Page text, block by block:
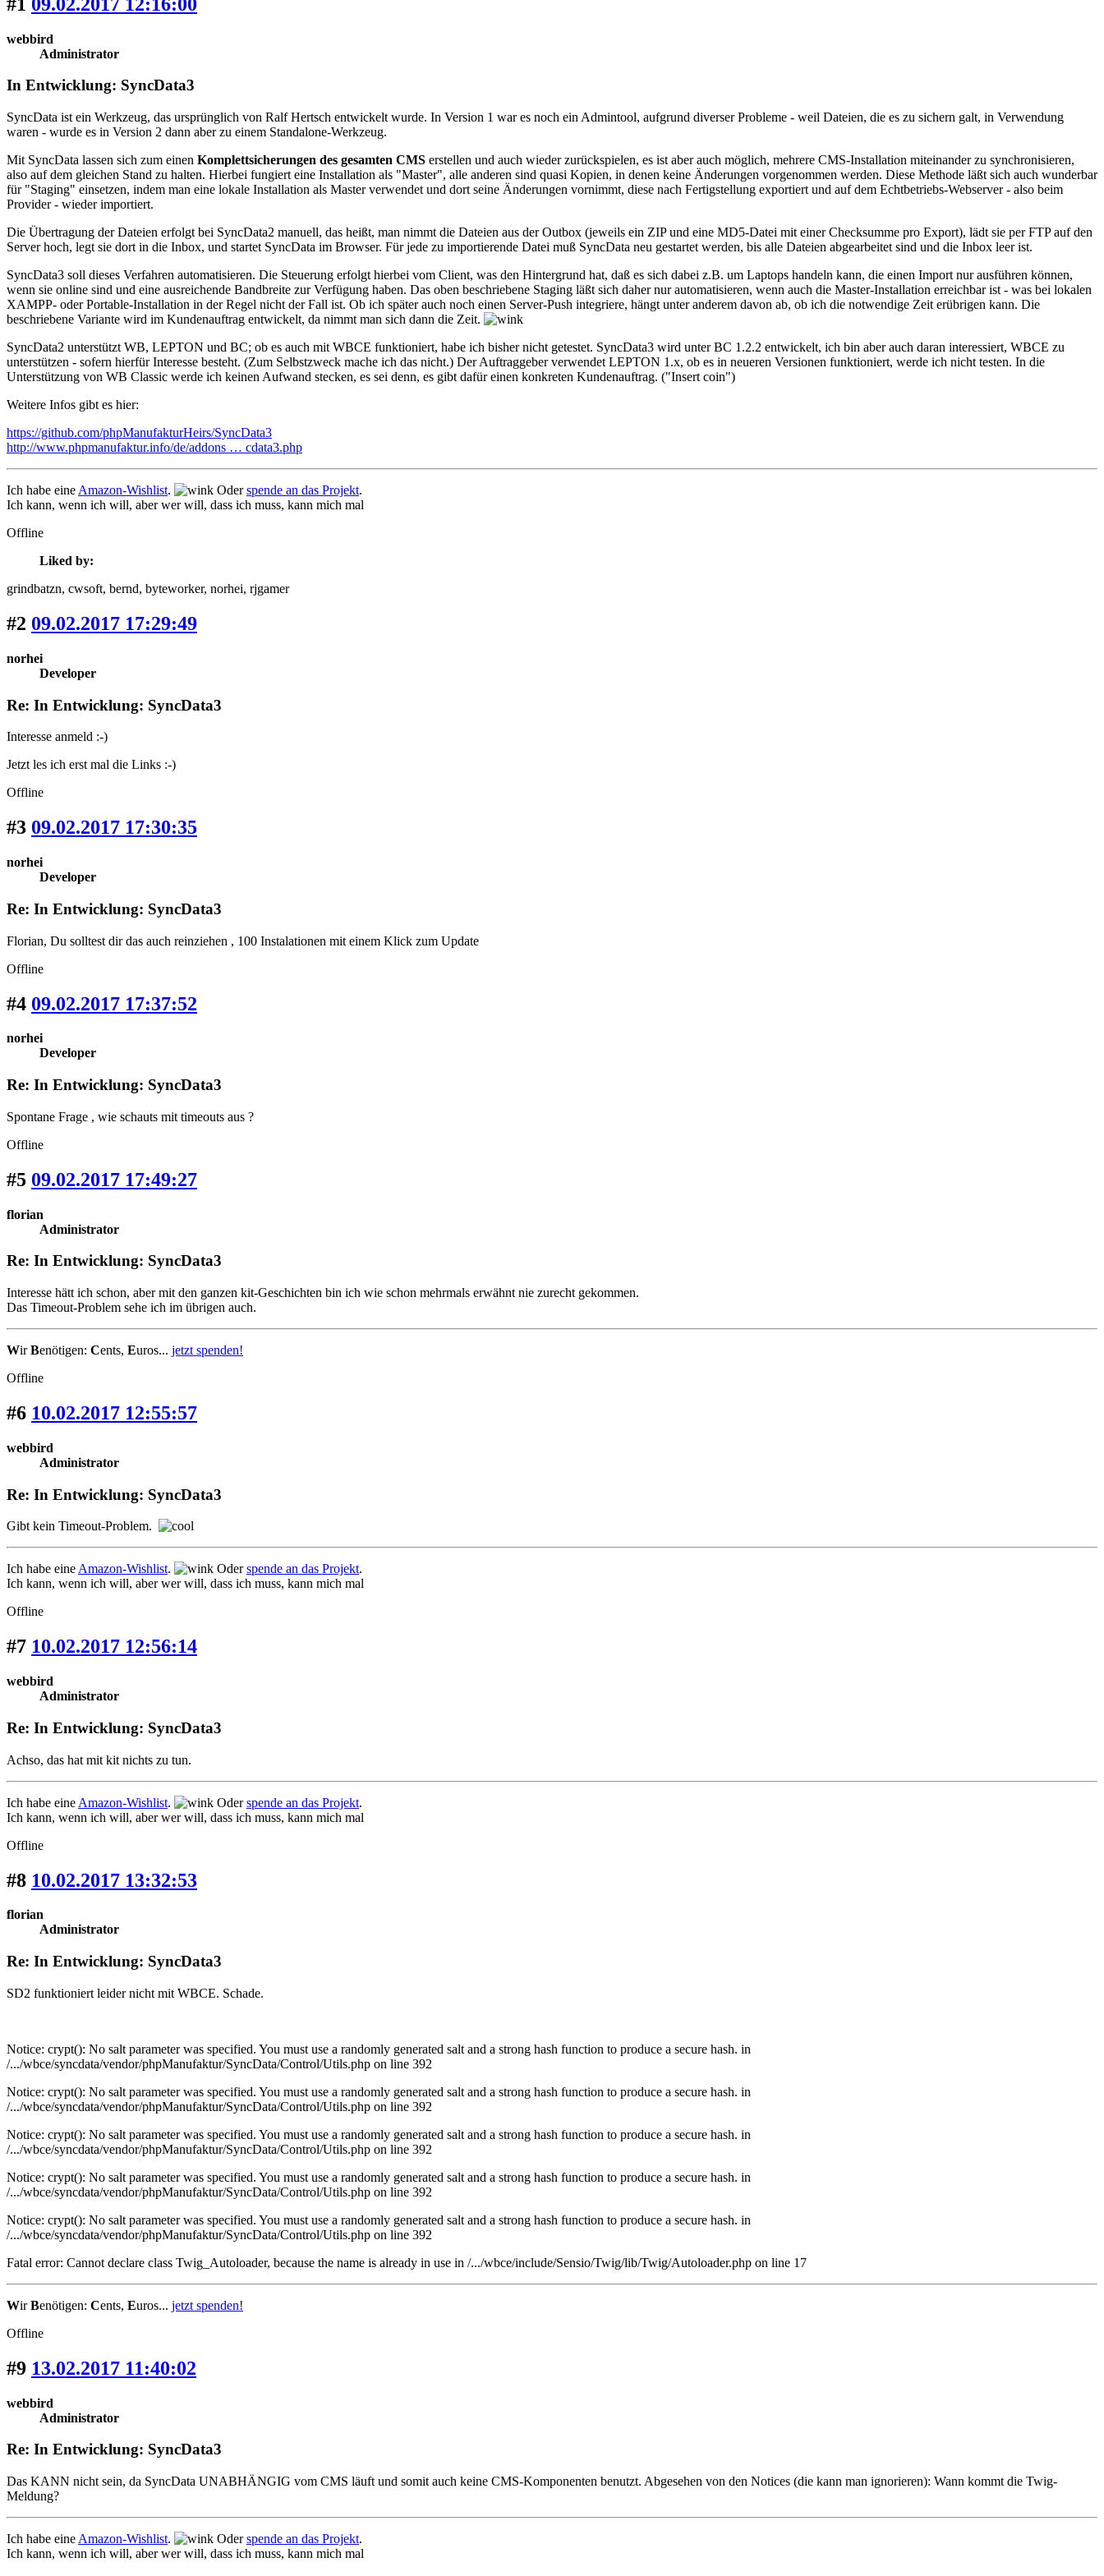
webbird
Administrator
In Entwicklung: SyncData3
SyncData ist ein Werkzeug, das ursprünglich von Ralf Hertsch entwickelt wurde. In Version 1 war es noch ein Admintool, aufgrund diverser Probleme - weil Dateien, die es zu sichern galt, in Verwendung
waren - wurde es in Version 2 dann aber zu einem Standalone-Werkzeug.
Mit SyncData lassen sich zum einen Komplettsicherungen des gesamten CMS erstellen und auch wieder zurückspielen, es ist aber auch möglich, mehrere CMS-Installation miteinander zu synchronisieren,
also auf dem gleichen Stand zu halten. Hierbei fungiert eine Installation als "Master", alle anderen sind quasi Kopien, in denen keine Änderungen vorgenommen werden. Diese Methode läßt sich auch wunderbar
für "Staging" einsetzen, indem man eine lokale Installation als Master verwendet und dort seine Änderungen vornimmt, diese nach Fertigstellung exportiert und auf dem Echtbetriebs-Webserver - also beim
Provider - wieder importiert.
Die Übertragung der Dateien erfolgt bei SyncData2 manuell, das heißt, man nimmt die Dateien aus der Outbox (jeweils ein ZIP und eine MD5-Datei mit einer Checksumme pro Export), lädt sie per FTP auf den
Server hoch, legt sie dort in die Inbox, und startet SyncData im Browser. Für jede zu importierende Datei muß SyncData neu gestartet werden, bis alle Dateien abgearbeitet sind und die Inbox leer ist.
SyncData3 soll dieses Verfahren automatisieren. Die Steuerung erfolgt hierbei vom Client, was den Hintergrund hat, daß es sich dabei z.B. um Laptops handeln kann, die einen Import nur ausführen können,
wenn sie online sind und eine ausreichende Bandbreite zur Verfügung haben. Das oben beschriebene Staging läßt sich daher nur automatisieren, wenn auch die Master-Installation erreichbar ist - was bei lokalen
XAMPP- oder Portable-Installation in der Regel nicht der Fall ist. Ob ich später auch noch einen Server-Push integriere, hängt unter anderem davon ab, ob ich die notwendige Zeit erübrigen kann. Die
beschriebene Variante wird im Kundenauftrag entwickelt, da nimmt man sich dann die Zeit.
SyncData2 unterstützt WB, LEPTON und BC; ob es auch mit WBCE funktioniert, habe ich bisher nicht getestet. SyncData3 wird unter BC 1.2.2 entwickelt, ich bin aber auch daran interessiert, WBCE zu
unterstützen - sofern hierfür Interesse besteht. (Zum Selbstzweck mache ich das nicht.) Der Auftraggeber verwendet LEPTON 1.x, ob es in neueren Versionen funktioniert, werde ich nicht testen. In die
Unterstützung von WB Classic werde ich keinen Aufwand stecken, es sei denn, es gibt dafür einen konkreten Kundenauftrag. ("Insert coin")
Weitere Infos gibt es hier:
https://github.com/phpManufakturHeirs/SyncData3
http://www.phpmanufaktur.info/de/addons … cdata3.php
Ich habe eine Amazon-Wishlist. Oderspende an das Projekt.
Ich kann, wenn ich will, aber wer will, dass ich muss, kann mich mal
Offline
Liked by:
grindbatzn, cwsoft, bernd, byteworker, norhei, rjgamer
#2 09.02.2017 17:29:49
norhei
Developer
Re: In Entwicklung: SyncData3
Interesse anmeld :-)
Jetzt les ich erst mal die Links :-)
Offline
#3 09.02.2017 17:30:35
norhei
Developer
Re: In Entwicklung: SyncData3
Florian, Du solltest dir das auch reinziehen , 100 Instalationen mit einem Klick zum Update
Offline
#4 09.02.2017 17:37:52
norhei
Developer
Re: In Entwicklung: SyncData3
Spontane Frage , wie schauts mit timeouts aus ?
Offline
#5 09.02.2017 17:49:27
florian
Administrator
Re: In Entwicklung: SyncData3
Interesse hätt ich schon, aber mit den ganzen kit-Geschichten bin ich wie schon mehrmals erwähnt nie zurecht gekommen.
Das Timeout-Problem sehe ich im übrigen auch.
WirBenötigen: Cents, Euros... jetzt spenden!
Offline
#6 10.02.2017 12:55:57
webbird
Administrator
Re: In Entwicklung: SyncData3
Gibt kein Timeout-Problem.
Ich habe eine Amazon-Wishlist. Oderspende an das Projekt.
Ich kann, wenn ich will, aber wer will, dass ich muss, kann mich mal
Offline
#7 10.02.2017 12:56:14
webbird
Administrator
Re: In Entwicklung: SyncData3
Achso, das hat mit kit nichts zu tun.
Ich habe eine Amazon-Wishlist. Oderspende an das Projekt.
Ich kann, wenn ich will, aber wer will, dass ich muss, kann mich mal
Offline
#8 10.02.2017 13:32:53
florian
Administrator
Re: In Entwicklung: SyncData3
SD2 funktioniert leider nicht mit WBCE. Schade.
Notice: crypt(): No salt parameter was specified. You must use a randomly generated salt and a strong hash function to produce a secure hash. in
/.../wbce/syncdata/vendor/phpManufaktur/SyncData/Control/Utils.php on line 392
Notice: crypt(): No salt parameter was specified. You must use a randomly generated salt and a strong hash function to produce a secure hash. in
/.../wbce/syncdata/vendor/phpManufaktur/SyncData/Control/Utils.php on line 392
Notice: crypt(): No salt parameter was specified. You must use a randomly generated salt and a strong hash function to produce a secure hash. in
/.../wbce/syncdata/vendor/phpManufaktur/SyncData/Control/Utils.php on line 392
Notice: crypt(): No salt parameter was specified. You must use a randomly generated salt and a strong hash function to produce a secure hash. in
/.../wbce/syncdata/vendor/phpManufaktur/SyncData/Control/Utils.php on line 392
Notice: crypt(): No salt parameter was specified. You must use a randomly generated salt and a strong hash function to produce a secure hash. in
/.../wbce/syncdata/vendor/phpManufaktur/SyncData/Control/Utils.php on line 392
Fatal error: Cannot declare class Twig_Autoloader, because the name is already in use in /.../wbce/include/Sensio/Twig/lib/Twig/Autoloader.php on line 17
WirBenötigen: Cents, Euros... jetzt spenden!
Offline
#9 13.02.2017 11:40:02
webbird
Administrator
Re: In Entwicklung: SyncData3
Das KANN nicht sein, da SyncData UNABHÄNGIG vom CMS läuft und somit auch keine CMS-Komponenten benutzt. Abgesehen von den Notices (die kann man ignorieren): Wann kommt die Twig-
Meldung?
Ich habe eine Amazon-Wishlist. Oderspende an das Projekt.
Ich kann, wenn ich will, aber wer will, dass ich muss, kann mich mal